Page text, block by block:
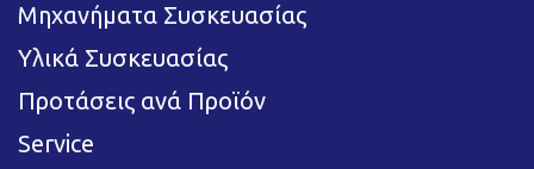
Μηχανήματα Συσκευασίας
Υλικά Συσκευασίας
Προτάσεις ανά Προϊόν
Service